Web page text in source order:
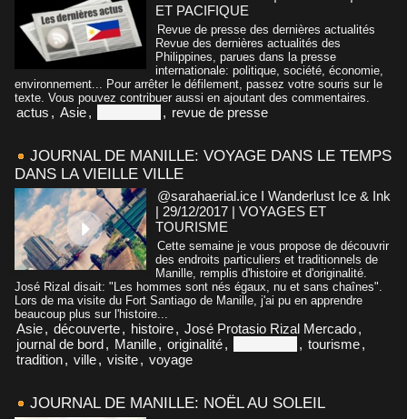
ET PACIFIQUE
Revue de presse des dernières actualités
Revue des dernières actualités des
Philippines, parues dans la presse
internationale: politique, société, économie,
environnement... Pour arrêter le défilement, passez votre souris sur le
texte. Vous pouvez contribuer aussi en ajoutant des commentaires.
actus , Asie, , revue de presse
JOURNAL DE MANILLE: VOYAGE DANS LE TEMPS
DANS LA VIEILLE VILLE
@sarahaerial.ice I Wanderlust Ice & Ink
| 29/12/2017 | VOYAGES ET
TOURISME
Cette semaine je vous propose de découvrir
des endroits particuliers et traditionnels de
Manille, remplis d'histoire et d'originalité.
José Rizal disait: "Les hommes sont nés égaux, nu et sans chaînes".
Lors de ma visite du Fort Santiago de Manille, j'ai pu en apprendre
beaucoup plus sur l'histoire...
Asie, découverte, histoire, José Protasio Rizal Mercado,
journal de bord, Manille, originalité, , tourisme,
tradition, ville, visite, voyage
JOURNAL DE MANILLE: NOËL AU SOLEIL